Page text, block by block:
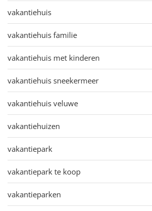
vakantiehuis
vakantiehuis familie
vakantiehuis met kinderen
vakantiehuis sneekermeer
vakantiehuis veluwe
vakantiehuizen
vakantiepark
vakantiepark te koop
vakantieparken